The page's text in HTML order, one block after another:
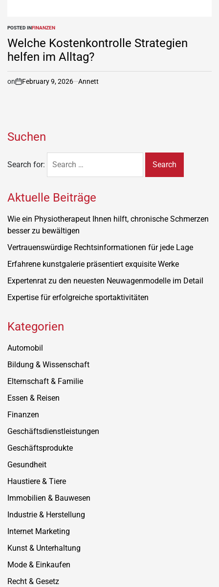
POSTED INFINANZEN
Welche Kostenkontrolle Strategien
helfen im Alltag?
on February 9, 2026 Annett
Suchen
Search for:
Aktuelle Beiträge
Wie ein Physiotherapeut Ihnen hilft, chronische Schmerzen
besser zu bewältigen
Vertrauenswürdige Rechtsinformationen für jede Lage
Erfahrene kunstgalerie präsentiert exquisite Werke
Expertenrat zu den neuesten Neuwagenmodelle im Detail
Expertise für erfolgreiche sportaktivitäten
Kategorien
Automobil
Bildung & Wissenschaft
Elternschaft & Familie
Essen & Reisen
Finanzen
Geschäftsdienstleistungen
Geschäftsprodukte
Gesundheit
Haustiere & Tiere
Immobilien & Bauwesen
Industrie & Herstellung
Internet Marketing
Kunst & Unterhaltung
Mode & Einkaufen
Recht & Gesetz